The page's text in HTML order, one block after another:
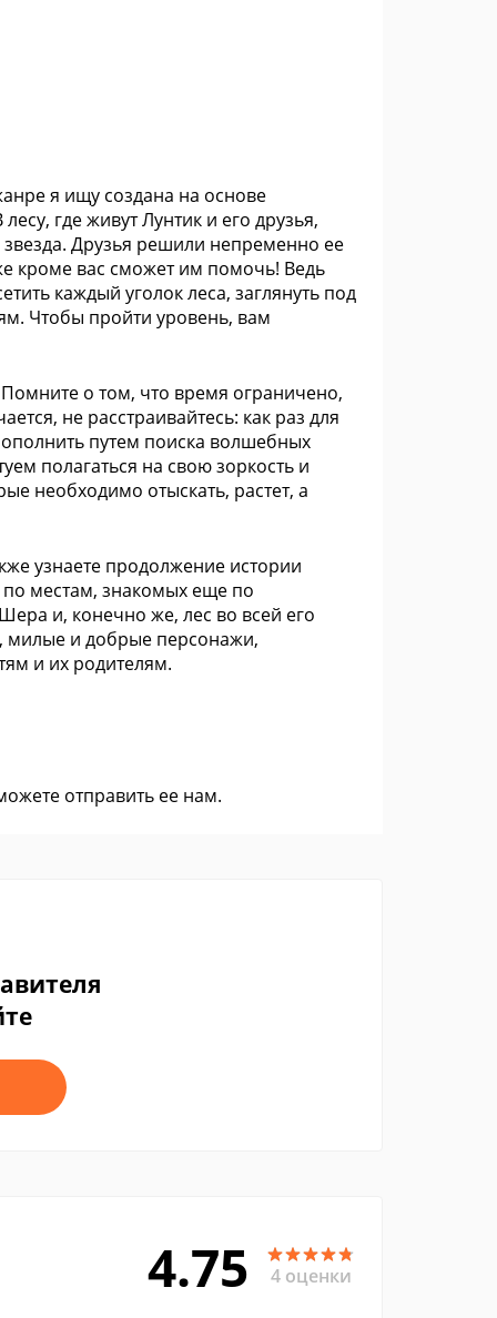
я ищу создана на основе
где живут Лунтик и его друзья,
Друзья решили непременно ее
кроме вас сможет им помочь! Ведь
каждый уголок леса, заглянуть под
Чтобы пройти уровень, вам
о том, что время ограничено,
не расстраивайтесь: как раз для
путем поиска волшебных
полагаться на свою зоркость и
необходимо отыскать, растет, а
узнаете продолжение истории
по местам, знакомых еще по
и, конечно же, лес во всей его
милые и добрые персонажи,
и их родителям.
отправить ее нам.
4.75 4 оценки